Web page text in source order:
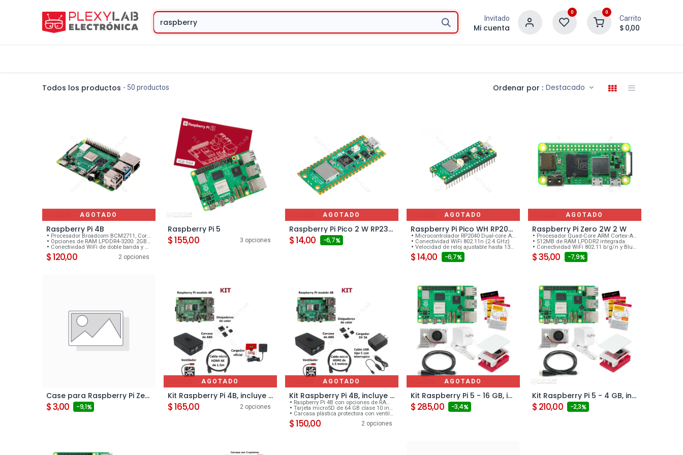
Invitado
Mi cuenta
0 0
Carrito
$ 0,00
Todos los productos - 50 productos Ordenar por : Destacado
AGOTADO
Raspberry Pi 4B
Procesador Broadcom BCM2711, Cortex-A72 de 64 bits y 4 núcleos a 1.5 GHz
Opciones de RAM LPDDR4-3200: 2GB, 4GB o 8GB
Conectividad WiFi de doble banda y Bluetooth 5.0
$120,00 2 opciones
Agregar al carrito
Raspberry Pi 5
$155,00 3 opciones
AGOTADO
Raspberry Pi Pico 2 W RP2350
$14,00 - 6,7
AGOTADO
Raspberry Pi Pico WH RP2040 con WiFi y header soldado
Microcontrolador RP2040 Dual-core Arm Cortex-M0+
Conectividad WiFi 802.11n (2.4 GHz)
Velocidad de reloj ajustable hasta 133 MHz
$14,00 - 6,7
AGOTADO
Raspberry Pi Zero 2W 2 W
Procesador Quad-Core ARM Cortex-A53 a 1GHz.
512MB de RAM LPDDR2 integrada.
Conectividad WiFi 802.11 b/g/n y Bluetooth 4.2 BLE.
$35,00 - 7,9
Agregar al carrito Case para Raspberry Pi Zero W/2W de ABS color negro
$3,00 - 9,1
AGOTADO
Kit Raspberry Pi 4B, incluye RPi, micro SD 64 GB, carcasa, cable uHDMI 4K, fuente oficial, ventilador y 4 disipadores
$165,00 2 opciones
AGOTADO
Kit Raspberry Pi 4B, incluye RPi, micro SD 64 GB, carcasa, fuente genérica, cable uHDMI, ventilador y 4 disipadores
Raspberry Pi 4B con opciones de RAM: 2GB, 4GB o 8GB.
Tarjeta microSD de 64 GB clase 10 incluida.
Carcasa plástica protectora con ventilación.
$150,00 2 opciones
AGOTADO
Kit Raspberry Pi 5 - 16 GB, incluye case Oficial, disipador de calor activo y cargador oficial 5.1V 5A 27W USB-C
$ 285,00 - 3,4
Agregar al carrito Kit Raspberry Pi 5 - 4 GB, incluye case Oficial, disipador de calor activo y cargador oficial 5.1V 5A 27W USB-C
$ 210,00 - 2,3